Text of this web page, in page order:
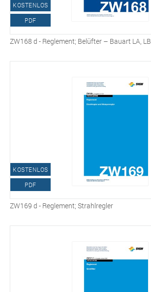
KOSTENLOS
PDF
ZW168 d - Reglement; Belüfter – Bauart LA, LB
KOSTENLOS
PDF
ZW169 d - Reglement; Strahlregler